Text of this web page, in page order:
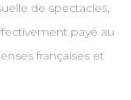
de spectacles,
payé au
françaises et